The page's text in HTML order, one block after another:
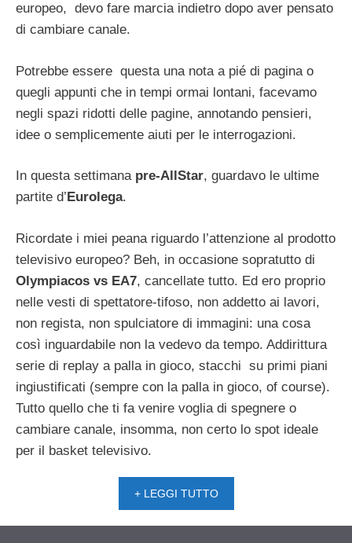
europeo, devo fare marcia indietro dopo aver pensato
di cambiare canale.
Potrebbe essere questa una nota a pié di pagina o
quegli appunti che in tempi ormai lontani, facevamo
negli spazi ridotti delle pagine, annotando pensieri,
idee o semplicemente aiuti per le interrogazioni.
In questa settimana pre-AllStar, guardavo le ultime
partite d’Eurolega.
Ricordate i miei peana riguardo l’attenzione al prodotto
televisivo europeo? Beh, in occasione sopratutto di
Olympiacos vs EA7, cancellate tutto. Ed ero proprio
nelle vesti di spettatore-tifoso, non addetto ai lavori,
non regista, non spulciatore di immagini: una cosa
così inguardabile non la vedevo da tempo. Addirittura
serie di replay a palla in gioco, stacchi su primi piani
ingiustificati (sempre con la palla in gioco, of course).
Tutto quello che ti fa venire voglia di spegnere o
cambiare canale, insomma, non certo lo spot ideale
per il basket televisivo.
+ LEGGI TUTTO